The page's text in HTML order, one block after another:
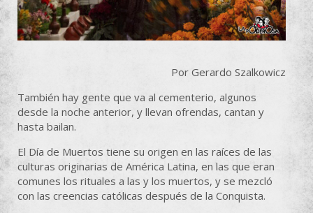
Por Gerardo Szalkowicz
También hay gente que va al cementerio, algunos
desde la noche anterior, y llevan ofrendas, cantan y
hasta bailan.
El Día de Muertos tiene su origen en las raíces de las
culturas originarias de América Latina, en las que eran
comunes los rituales a las y los muertos, y se mezcló
con las creencias católicas después de la Conquista.